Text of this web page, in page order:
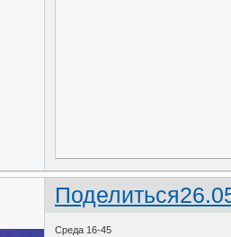
Поделиться
Среда 16-45